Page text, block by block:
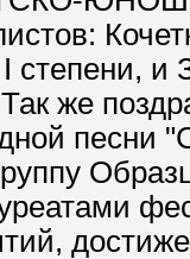
степени, и
же